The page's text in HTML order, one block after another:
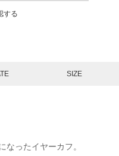
する
SIZE
なったイヤーカフ。